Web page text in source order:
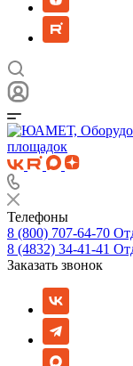
Телефоны
8 (800) 707-64-70
8 (4832) 34-41-41
Заказать звонок